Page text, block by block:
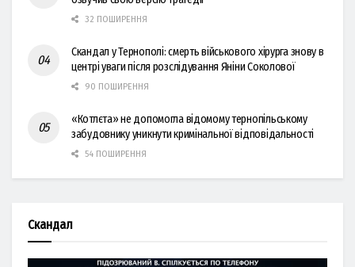
32 ПОШИРЕННЯ
Скандал у Тернополі: смерть військового хірурга знову в
центрі уваги після розслідування Яніни Соколової
90 ПОШИРЕННЯ
«Котлєта» не допомогла відомому тернопільському
забудовнику уникнути кримінальної відповідальності
54 ПОШИРЕННЯ
Скандал